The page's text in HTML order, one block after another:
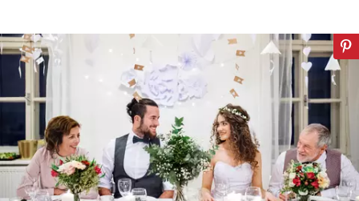
Anlässe
Sprüche